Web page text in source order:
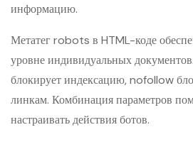
информацию.
Метатег robots в HTML-коде
уровне индивидуальных
блокирует индексацию, nofollow
линкам. Комбинация параметров
настраивать действия ботов.